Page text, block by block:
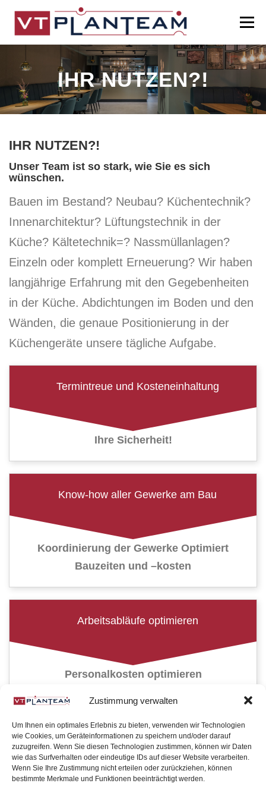
Zustimmung verwalten
Um Ihnen ein optimales Erlebnis zu bieten, verwenden wir Technologien
wie Cookies, um Geräteinformationen zu speichern und/oder darauf
zuzugreifen. Wenn Sie diesen Technologien zustimmen, können wir Daten
wie das Surfverhalten oder eindeutige IDs auf dieser Website verarbeiten.
Wenn Sie Ihre Zustimmung nicht erteilen oder zurückziehen, können
bestimmte Merkmale und Funktionen beeinträchtigt werden.
Inhalt
springen
Menü
HALLO LEISTUNGEN PORTFOLIO
PROJEKTE KONTAKT
IHR NUTZEN?!
IHR NUTZEN?!
Unser Team ist so stark, wie Sie es sich
wünschen.
Bauen im Bestand? Neubau? Küchentechnik?
Innenarchitektur? Lüftungstechnik in der
Küche? Kältetechnik=? Nassmüllanlagen?
Einzeln oder komplett Erneuerung? Wir haben
langjährige Erfahrung mit den Gegebenheiten
in der Küche. Abdichtungen im Boden und den
Wänden, die genaue Positionierung in der
Küchengeräte unsere tägliche Aufgabe.
Termintreue und Kosteneinhaltung
Ihre Sicherheit!
Know-how aller Gewerke am Bau
Koordinierung der Gewerke Optimiert
Bauzeiten und –kosten
Arbeitsabläufe optimieren
Personalkosten optimieren
Teilleistungen in Anspruch nehmen
Ihre Idee wird zum Entwurf